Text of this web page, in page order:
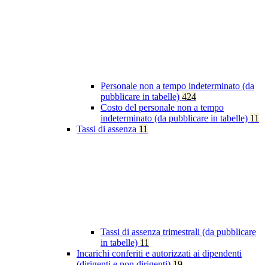
Personale non a tempo indeterminato (da
pubblicare in tabelle) 424
Costo del personale non a tempo
indeterminato (da pubblicare in tabelle) 11
Tassi di assenza 11
Tassi di assenza trimestrali (da pubblicare
in tabelle) 11
Incarichi conferiti e autorizzati ai dipendenti